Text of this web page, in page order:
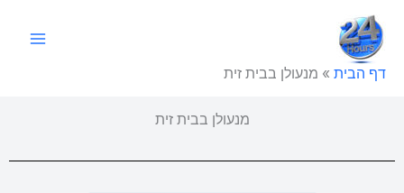
לתוכן
דף הבית » מנעולן בבית זית
מנעולן בבית זית